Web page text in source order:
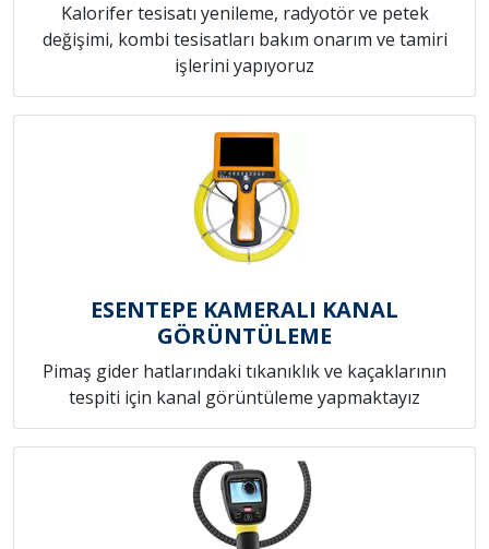
Kalorifer tesisatı yenileme, radyotör ve petek
değişimi, kombi tesisatları bakım onarım ve tamiri
işlerini yapıyoruz
ESENTEPE KAMERALI KANAL
GÖRÜNTÜLEME
Pimaş gider hatlarındaki tıkanıklık ve kaçaklarının
tespiti için kanal görüntüleme yapmaktayız